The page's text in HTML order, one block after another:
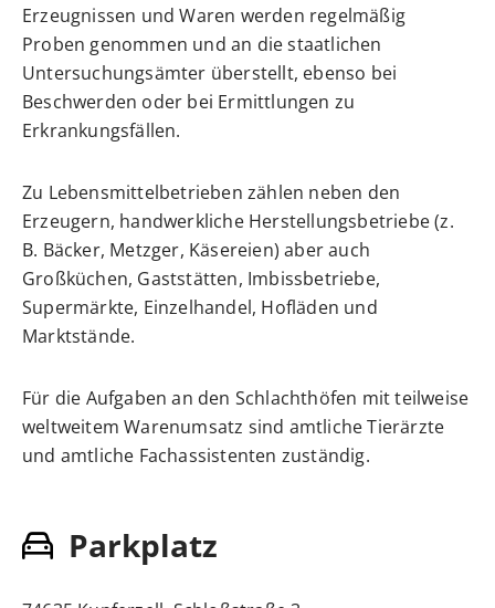
Erzeugnissen und Waren werden regelmäßig
Proben genommen und an die staatlichen
Untersuchungsämter überstellt, ebenso bei
Beschwerden oder bei Ermittlungen zu
Erkrankungsfällen.
Zu Lebensmittelbetrieben zählen neben den
Erzeugern, handwerkliche Herstellungsbetriebe (z.
B. Bäcker, Metzger, Käsereien) aber auch
Großküchen, Gaststätten, Imbissbetriebe,
Supermärkte, Einzelhandel, Hofläden und
Marktstände.
Für die Aufgaben an den Schlachthöfen mit teilweise
weltweitem Warenumsatz sind amtliche Tierärzte
und amtliche Fachassistenten zuständig.
Parkplatz